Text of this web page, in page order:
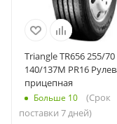
Triangle TR656 255/70
140/137M PR16
прицепная
Больше 10
(Срок
поставки 7 дней)